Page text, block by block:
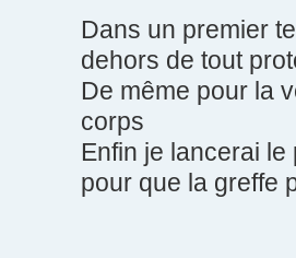
Dans un premier
dehors de tout
De même pour la
corps
Enfin je lancerai
pour que la greffe